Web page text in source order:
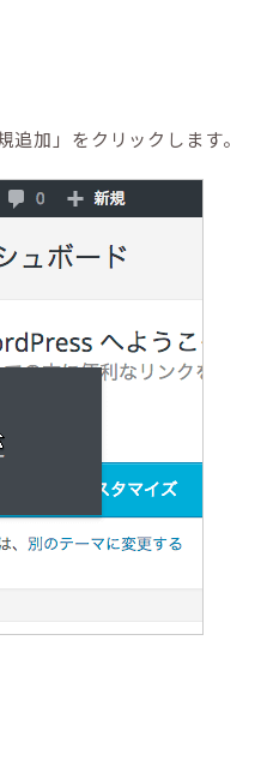
加」をクリックします。